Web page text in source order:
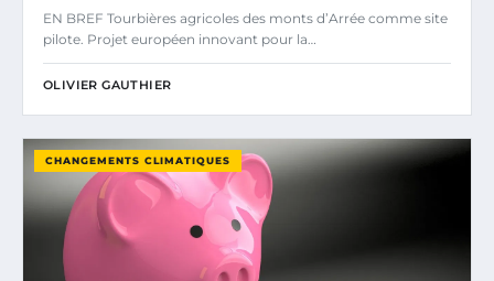
EN BREF Tourbières agricoles des monts d’Arrée comme site
pilote. Projet européen innovant pour la…
OLIVIER GAUTHIER
CHANGEMENTS CLIMATIQUES